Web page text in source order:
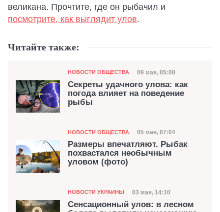
великана. Прочтите, где он рыбачил и
посмотрите, как выглядит улов.
Читайте также:
Категория
НОВОСТИ ОБЩЕСТВА Дата публикации
09 мая, 05:00
Секреты удачного улова: как
погода влияет на поведение
рыбы
Категория
НОВОСТИ ОБЩЕСТВА Дата публикации
05 мая, 07:04
Размеры впечатляют. Рыбак
похвастался необычным
уловом (фото)
Категория
НОВОСТИ УКРАИНЫ Дата публикации
03 мая, 14:10
Сенсационный улов: в лесном